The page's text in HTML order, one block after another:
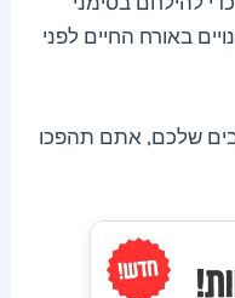
באורח החיים לפני
שלכם, אתם תהפכו